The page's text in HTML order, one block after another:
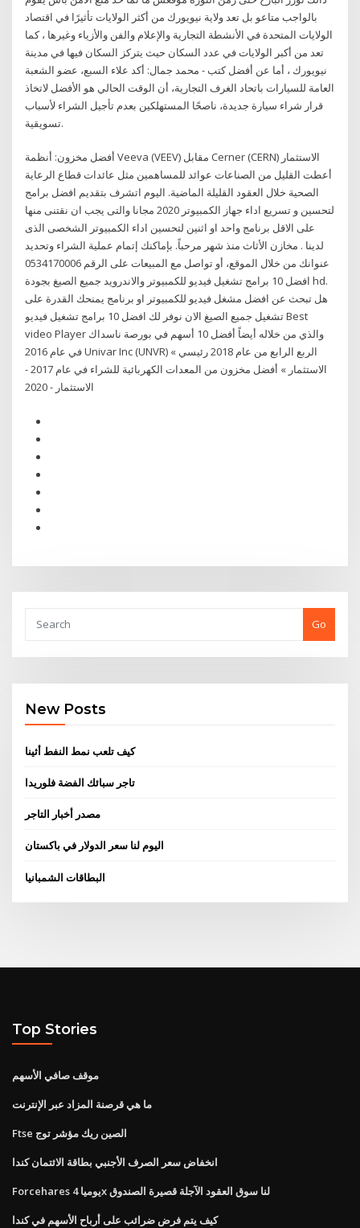
بالواجب متاعو بل تعد ولاية نيويورك من أكثر الولايات تأثيرًا في اقتصاد
الولايات المتحدة في الأنشطة التجارية والإعلام والفن والأزياء وغيرها ، كما
تعد من أكبر الولايات في عدد السكان حيث يتركز السكان فيها في مدينة
نيويورك ، أما عن أفضل كتب - محمد جمال: أكد علاء السبع، عضو الشعبة
العامة للسيارات باتحاد الغرف التجارية، أن الوقت الحالي هو الأفضل لاتخاذ
قرار شراء سيارة جديدة، ناصحًا المستهلكين بعدم تأجيل الشراء لأسباب
تسويقية.
أفضل مخزون: أنظمة Veeva (VEEV) مقابل Cerner (CERN) الاستثمار
أعطت القليل من الصناعات عوائد للمساهمين مثل عائدات قطاع الرعاية
الصحية خلال العقود القليلة الماضية. اليوم اتشرف بتقديم افضل برامج
لتحسين و تسريع اداء جهاز الكمبيوتر 2020 مجانا والتى يجب ان نقتنى منها
على الاقل برنامج واحد او اثنين لتحسين اداء الكمبيوتر الشخصى الذى
لدينا . مخازن الأثاث منذ شهر مرحباً. بإماكنك إتمام عملية الشراء وتحديد
عنوانك من خلال الموقع، أو تواصل مع المبيعات على الرقم 0534170006
افضل 10 برامج تشغيل فيديو للكمبيوتر والاندرويد جميع الصيغ بجودة hd.
هل تبحث عن افضل مشغل فيديو للكمبيوتر او برنامج يمنحك القدرة على
تشغيل جميع الصيغ الان نوفر لك افضل 10 برامج تشغيل فيديو Best
video Player والذي من خلاله أيضاً أفضل 10 أسهم في بورصة ناسداك
في عام 2016 Univar Inc (UNVR) الربع الرابع من عام 2018 رئيسي »
الاستثمار » أفضل مخزون من المعدات الكهربائية للشراء في عام 2017 -
الاستثمار - 2020
Go
New Posts
كيف تلعب نمط النفط أثينا
تاجر سبائك الفضة فلوريدا
مصدر أخبار التاجر
اليوم لنا سعر الدولار في باكستان
البطاقات الشمبانيا
Top Stories
موقف صافي الأسهم
ما هي قرصنة المزاد عبر الإنترنت
Ftse الصين ريك مؤشر توج
انخفاض سعر الصرف الأجنبي بطاقة الائتمان كندا
Forcehares يوميا 4x لنا سوق العقود الآجلة قصيرة الصندوق
كيف يتم فرض ضرائب على أرباح الأسهم في كندا